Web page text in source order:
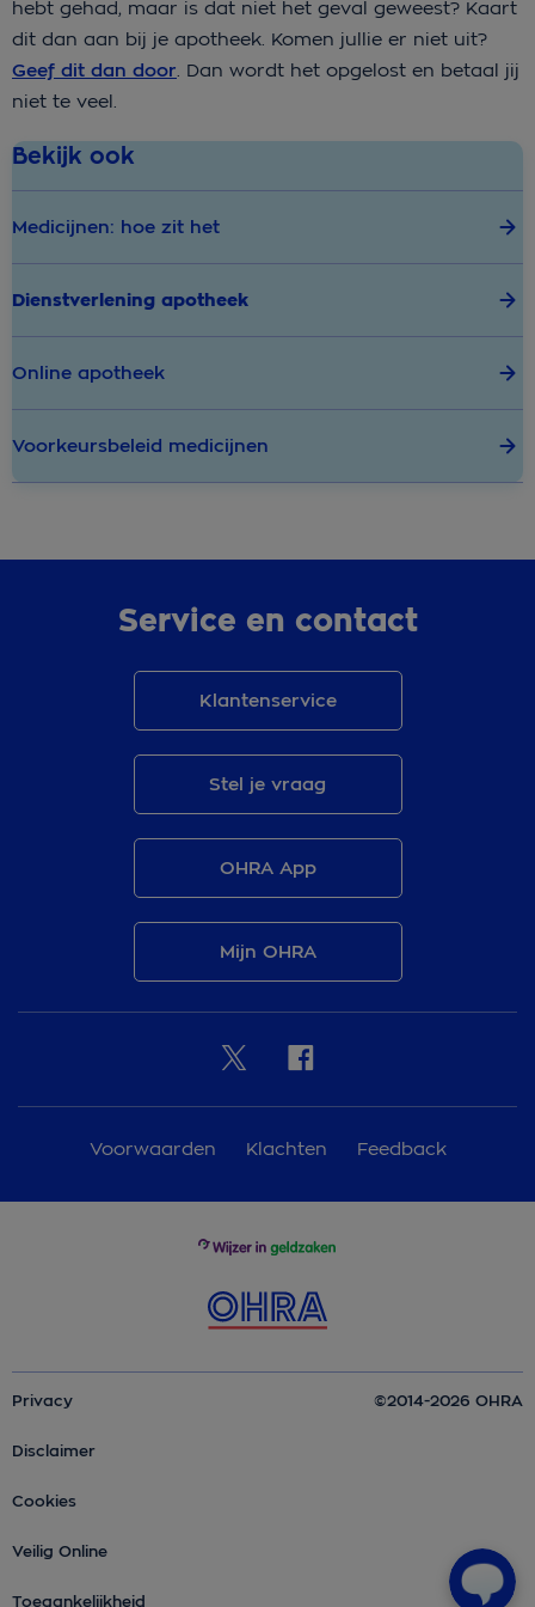
hebt gehad, maar is dat niet het geval geweest? Kaart
dit dan aan bij je apotheek. Komen jullie er niet uit?
Geef dit dan door. Dan wordt het opgelost en betaal jij
niet te veel.
Bekijk ook
Medicijnen: hoe zit het
Dienstverlening apotheek
Online apotheek
Voorkeursbeleid medicijnen
Service en contact
Klantenservice
Stel je vraag
OHRA App
Mijn OHRA
Voorwaarden Klachten Feedback
Privacy
Disclaimer
Cookies
Veilig Online
Toegankelijkheid
©2014-2026 OHRA